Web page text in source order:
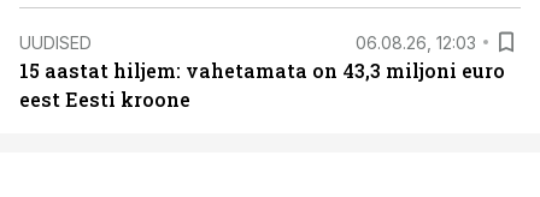
UUDISED 06.08.26, 12:03
15 aastat hiljem: vahetamata on 43,3 miljoni euro
eest Eesti kroone